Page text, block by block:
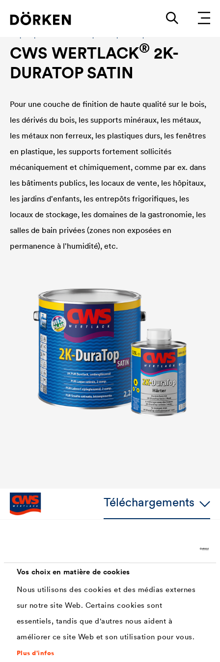
Vos choix en matière de cookies
Nous utilisons des cookies et des médias externes
sur notre site Web. Certains cookies sont
essentiels, tandis que d'autres nous aident à
améliorer ce site Web et son utilisation pour vous.
Plus d'infos
CWS WERTLACK® 2K-
DURATOP SATIN
Pour une couche de finition de haute qualité sur le bois,
les dérivés du bois, les supports minéraux, les métaux,
les métaux non ferreux, les plastiques durs, les fenêtres
en plastique, les supports fortement sollicités
mécaniquement et chimiquement, comme par ex. dans
les bâtiments publics, les locaux de vente, les hôpitaux,
les jardins d'enfants, les entrepôts frigorifiques, les
locaux de stockage, les domaines de la gastronomie, les
salles de bain privées (zones non exposées en
permanence à l'humidité), etc.
Téléchargements
Caractéristiques
Très robuste, haute résistance à l'usure
Résistant à la sueur des mains et très bonne
résistance chimique
Peut être désinfecté, dès lors applicable dans des
espaces médicaux